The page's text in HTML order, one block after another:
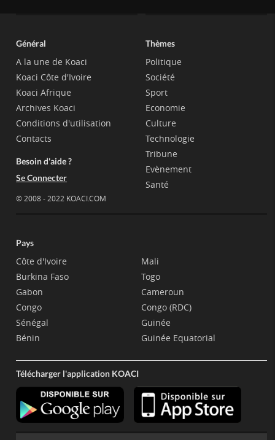
Général
A la une de Koaci
Koaci Côte d'Ivoire
Koaci Afrique
Archives Koaci
Conditions d'utilisation
Contacts
Besoin d'aide ?
Se Connecter
© 2008 - 2022 KOACI.COM
Thèmes
Politique
Société
Sport
Economie
Culture
Technologie
Tribune
Evènement
Santé
Pays
Côte d'Ivoire
Burkina Faso
Gabon
Congo
Sénégal
Bénin
Mali
Togo
Cameroun
Congo (RDC)
Guinée
Guinée Equatorial
Télécharger l'application KOACI